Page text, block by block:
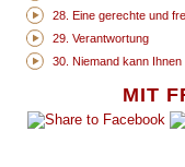
MIT
28. Eine gerechte und
29. Verantwortung
30. Niemand kann